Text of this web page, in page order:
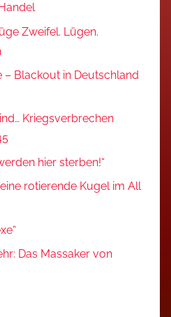
Zweifel. Lügen.
Blackout in Deutschland
Kriegsverbrechen
hier sterben!“
rotierende Kugel im All
Das Massaker von